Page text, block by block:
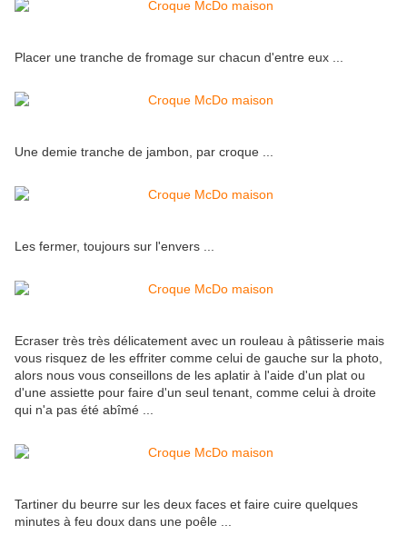
Placer une tranche de fromage sur chacun d'entre eux ...
Une demie tranche de jambon, par croque ...
Les fermer, toujours sur l'envers ...
Ecraser très très délicatement avec un rouleau à pâtisserie mais
vous risquez de les effriter comme celui de gauche sur la photo,
alors nous vous conseillons de les aplatir à l'aide d'un plat ou
d'une assiette pour faire d'un seul tenant, comme celui à droite
qui n'a pas été abîmé ...
Tartiner du beurre sur les deux faces et faire cuire quelques
minutes à feu doux dans une poêle ...